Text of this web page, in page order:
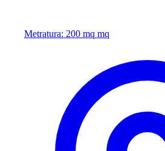
Metratura: 200 mq mq